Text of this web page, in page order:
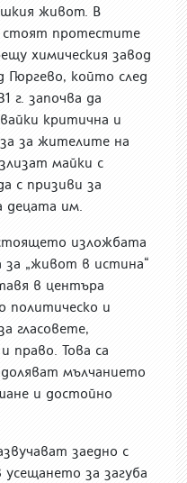
живот. В
стоят протестите
химическия завод
Гюргево, който след
г. започва да
критична и
за жителите на
майки с
с призиви за
децата им.
изложбата
за „живот в истина“
в центъра
политическо и
гласовете,
право. Това са
мълчанието
и достойно
заедно с
за загуба